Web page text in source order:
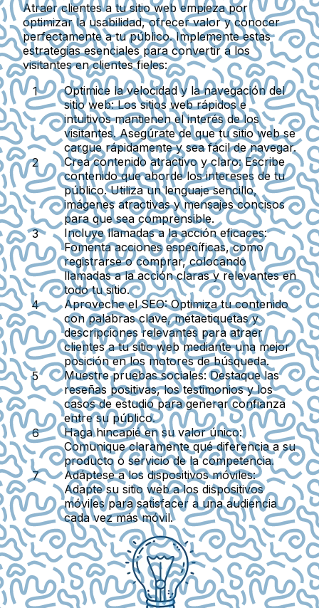
Atraer clientes a tu sitio web empieza por
optimizar la usabilidad, ofrecer valor y conocer
perfectamente a tu público. Implemente estas
estrategias esenciales para convertir a los
visitantes en clientes fieles:
Optimice la velocidad y la navegación del
sitio web:Los sitios web rápidos e
intuitivos mantienen el interés de los
visitantes. Asegúrate de que tu sitio web se
cargue rápidamente y sea fácil de navegar.
Crea contenido atractivo y claro:Escribe
contenido que aborde los intereses de tu
público. Utiliza un lenguaje sencillo,
imágenes atractivas y mensajes concisos
para que sea comprensible.
Incluye llamadas a la acción eficaces:
Fomenta acciones específicas, como
registrarse o comprar, colocando
llamadas a la acción claras y relevantes en
todo tu sitio.
Aproveche el SEO:Optimiza tu contenido
con palabras clave, metaetiquetas y
descripciones relevantes para atraer
clientes a tu sitio web mediante una mejor
posición en los motores de búsqueda.
Muestre pruebas sociales: Destaque las
reseñas positivas, los testimonios y los
casos de estudio para generar confianza
entre su público.
Haga hincapié en su valor único:
Comunique claramente qué diferencia a su
producto o servicio de la competencia.
Adáptese a los dispositivos móviles:
Adapte su sitio web a los dispositivos
móviles para satisfacer a una audiencia
cada vez más móvil.